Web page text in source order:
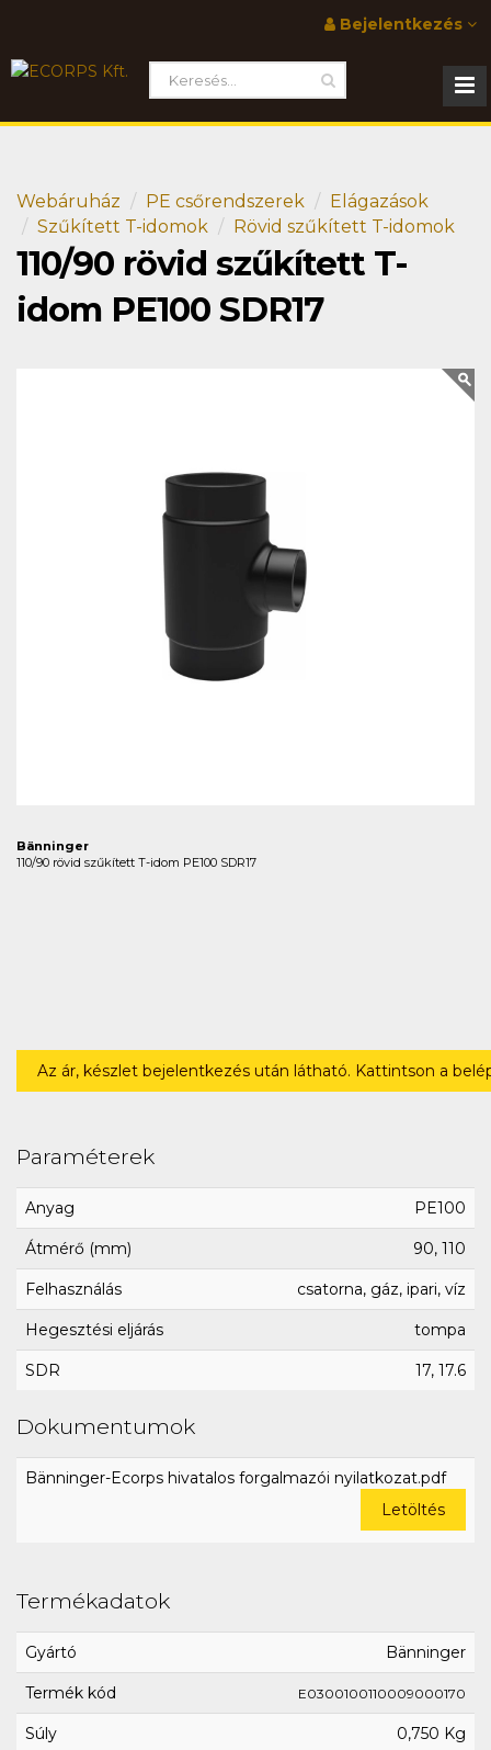
Bejelentkezés
Webáruház PE csőrendszerek
Elágazások
Szűkített T-idomok
Rövid szűkített T-idomok
110/90 rövid szűkített T-
idom PE100 SDR17
Bänninger
110/90 rövid szűkített T-idom PE100 SDR17
Az ár, készlet bejelentkezés után látható. Kattintson a
Paraméterek
Anyag PE100
Átmérő (mm) 90, 110
Felhasználás csatorna, gáz, ipari, víz
Hegesztési eljárás tompa
SDR 17, 17.6
Dokumentumok
Bänninger-Ecorps hivatalos forgalmazói nyilatkozat.pdf
Letöltés
Termékadatok
Gyártó Bänninger
Termék kód E0300100110009000170
Súly 0,750 Kg